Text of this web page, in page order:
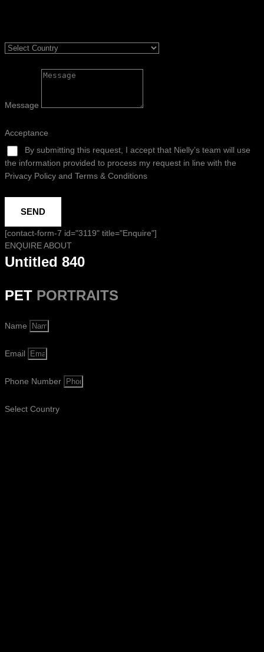
Message
Acceptance
By submitting this request, I accept that Nielly’s team will use
the information provided to process my request in line with the
Privacy Policy and Terms & Conditions
SEND
[contact-form-7 id="3119" title="Enquire"]
ENQUIRE ABOUT
Untitled 840
PET PORTRAITS
Name
Email
Phone Number
Select Country